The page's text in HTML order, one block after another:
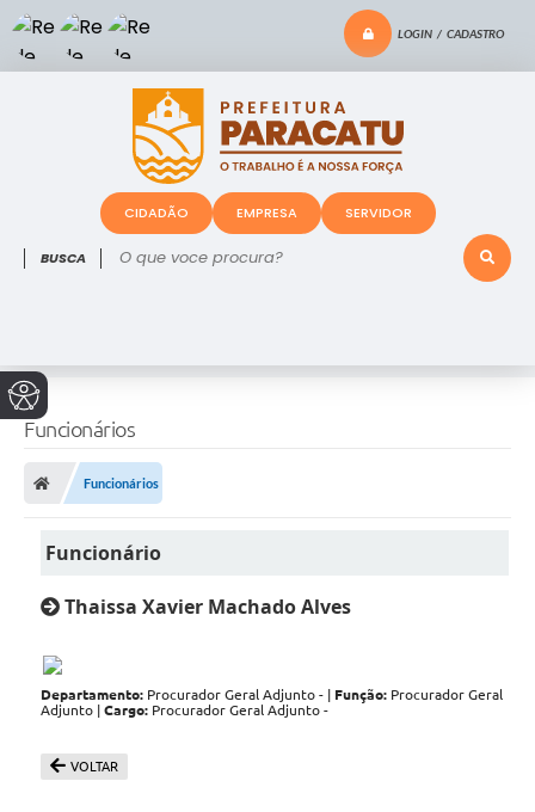
LOGIN / CADASTRO
O que voce procura?
CIDADÃO EMPRESA SERVIDOR
Funcionários
Funcionários
Funcionário
Thaissa Xavier Machado Alves
Departamento: Procurador Geral Adjunto - | Função: Procurador Geral
Adjunto |Cargo: Procurador Geral Adjunto -
VOLTAR